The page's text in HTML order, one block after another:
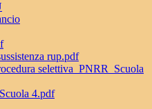
rup.pdf
selettiva_PNRR_Scuola
4.pdf